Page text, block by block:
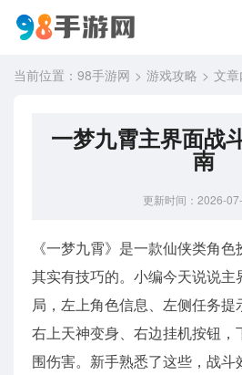
当前位置： 98手游网 游戏攻略 文
一梦九霄主界面战
南
更新时间：2026-
《一梦九霄》是一款仙侠类角
其实有技巧的。小编今天说说主
局，左上角色信息、左侧任务提
右上天神变身、右边挂机按钮
围伤害。新手熟悉了这些，战